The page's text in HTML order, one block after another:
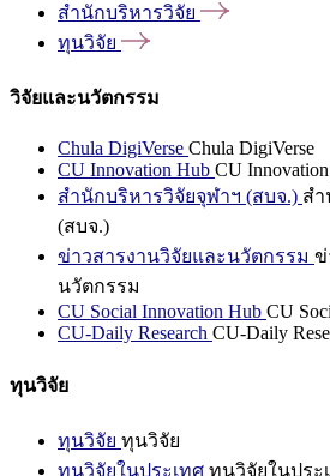
สำนักบริหารวิจัย
ทุนวิจัย
วิจัยและนวัตกรรม
Chula DigiVerse Chula DigiVerse
CU Innovation Hub CU
สำนักบริหารวิจัยจุฬาฯ (สบจ.) สำ
(สบจ.)
ข่าวสารงานวิจัยและนวัตกรรม ข่
นวัตกรรม
CU Social Innovation Hub CU
CU-Daily Research CU-Daily
ทุนวิจัย
ทุนวิจัย ทุนวิจัย
ทุนวิจัยในประเทศ ทุนวิจัยในประ